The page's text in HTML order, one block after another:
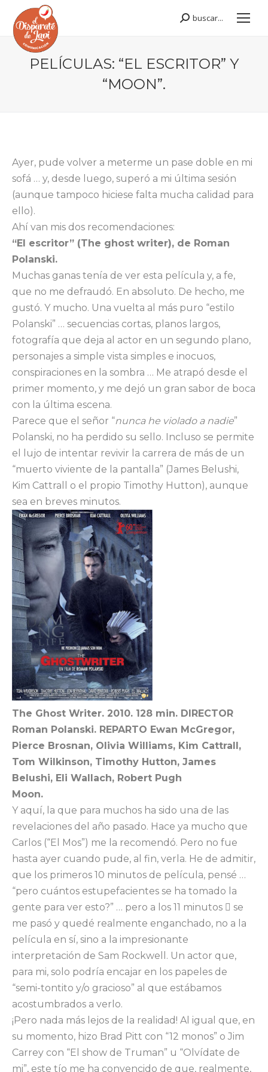
Buscar:
buscar...
PELÍCULAS: “EL ESCRITOR” Y
“MOON”.
Ayer, pude volver a meterme un pase doble en mi
sofá … y, desde luego, superó a mi última sesión
(aunque tampoco hiciese falta mucha calidad para
ello).
Ahí van mis dos recomendaciones:
“El escritor” (The ghost writer), de Roman
Polanski.
Muchas ganas tenía de ver esta película y, a fe,
que no me defraudó. En absoluto. De hecho, me
gustó. Y mucho. Una vuelta al más puro “estilo
Polanski” … secuencias cortas, planos largos,
fotografía que deja al actor en un segundo plano,
personajes a simple vista simples e inocuos,
conspiraciones en la sombra … Me atrapó desde el
primer momento, y me dejó un gran sabor de boca
con la última escena.
Parece que el señor “nunca he violado a nadie”
Polanski, no ha perdido su sello. Incluso se permite
el lujo de intentar revivir la carrera de más de un
“muerto viviente de la pantalla” (James Belushi,
Kim Cattrall o el propio Timothy Hutton), aunque
sea en breves minutos.
The Ghost Writer. 2010. 128 min. DIRECTOR
Roman Polanski. REPARTO Ewan McGregor,
Pierce Brosnan, Olivia Williams, Kim Cattrall,
Tom Wilkinson, Timothy Hutton, James
Belushi, Eli Wallach, Robert Pugh
Moon.
Y aquí, la que para muchos ha sido una de las
revelaciones del año pasado. Hace ya mucho que
Carlos (“El Mos”) me la recomendó. Pero no fue
hasta ayer cuando pude, al fin, verla. He de admitir,
que los primeros 10 minutos de película, pensé …
“pero cuántos estupefacientes se ha tomado la
gente para ver esto?” … pero a los 11 minutos  se
me pasó y quedé realmente enganchado, no a la
película en sí, sino a la impresionante
interpretación de Sam Rockwell. Un actor que,
para mi, solo podría encajar en los papeles de
“semi-tontito y/o gracioso” al que estábamos
acostumbrados a verlo.
¡Pero nada más lejos de la realidad! Al igual que, en
su momento, hizo Brad Pitt con “12 monos” o Jim
Carrey con “El show de Truman” u “Olvídate de
mi”, este tío me ha convencido de que, realmente,